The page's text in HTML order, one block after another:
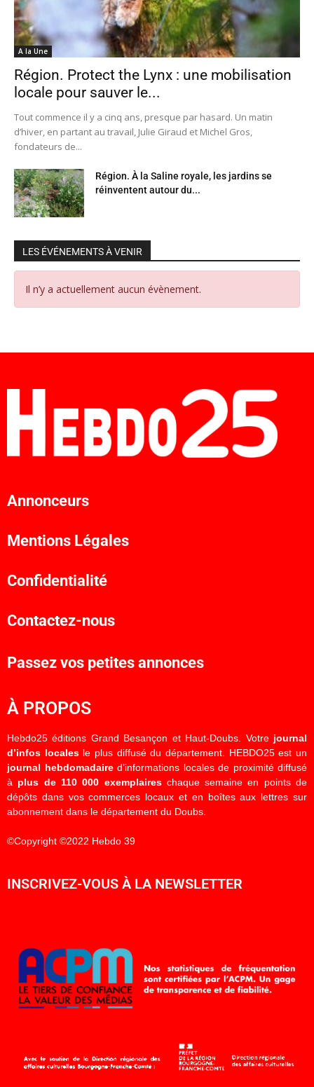
A la Une
Région. Protect the Lynx : une mobilisation
locale pour sauver le...
Tout commence il y a cinq ans, presque par hasard. Un matin
d’hiver, en partant au travail, Julie Giraud et Michel Gros,
fondateurs de...
Région. À la Saline royale, les jardins se
réinventent autour du...
LES ÉVÉNEMENTS À VENIR
Il n’y a actuellement aucun évènement.
Annonceurs
Mentions Légales
Confidentialité
Contactez-nous
Passez vos petites annonces
À PROPOS
Hebdo25 éditions Grand Besançon et Haut-Doubs. Votre journal
d’infos localesle plus diffusé du département. HEBDO25 est un
journal hebdomadaired’informations locales de proximité diffusé
à plus de 110 000 exemplaireschaque semaine en points de
dépôts dans vos commerces locaux et en boîtes aux lettres sur
abonnement dans le département du Doubs.
©Copyright ©2022 Hebdo 39
INSCRIVEZ-VOUS À LA NEWSLETTER